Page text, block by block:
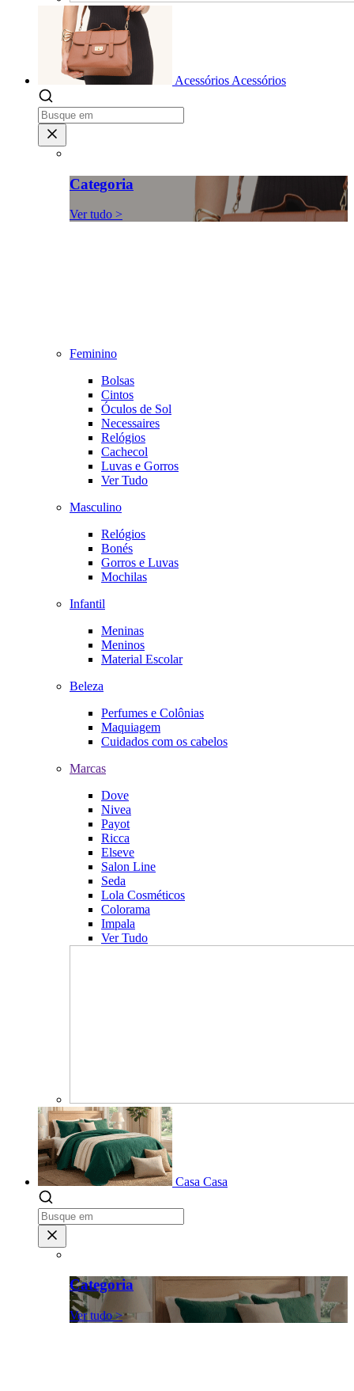
Acessórios Acessórios
Categoria
Ver tudo >
Feminino
Bolsas
Cintos
Óculos de Sol
Necessaires
Relógios
Cachecol
Luvas e Gorros
Ver Tudo
Masculino
Relógios
Bonés
Gorros e Luvas
Mochilas
Infantil
Meninas
Meninos
Material Escolar
Beleza
Perfumes e Colônias
Maquiagem
Cuidados com os cabelos
Marcas
Dove
Nivea
Payot
Ricca
Elseve
Salon Line
Seda
Lola Cosméticos
Colorama
Impala
Ver Tudo
Casa Casa
Categoria
Ver tudo >